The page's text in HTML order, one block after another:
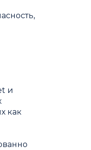
и
как